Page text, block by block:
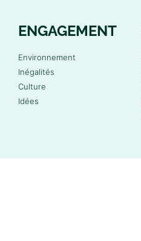
ENGAGEMENT
Environnement
Inégalités
Culture
Idées